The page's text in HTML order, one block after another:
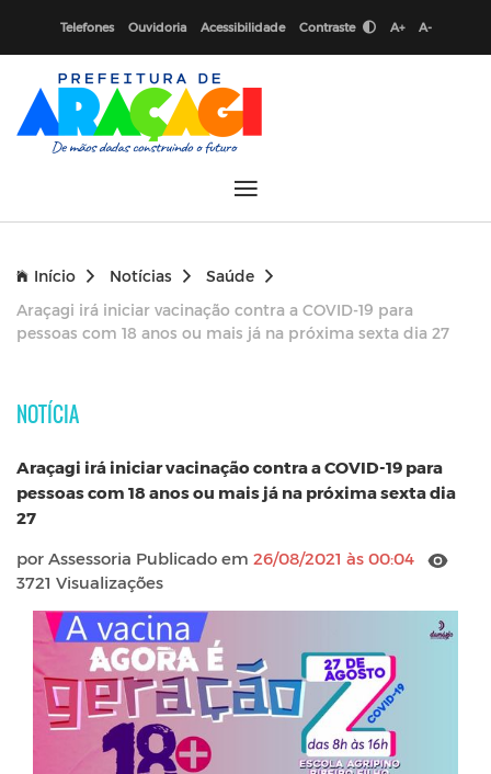
Telefones Ouvidoria Acessibilidade Contraste A+ A-
Início Notícias
Saúde
Araçagi irá iniciar vacinação contra a COVID-19 para
pessoas com 18 anos ou mais já na próxima sexta dia 27
NOTÍCIA
Araçagi irá iniciar vacinação contra a COVID-19 para
pessoas com 18 anos ou mais já na próxima sexta dia
27
por Assessoria Publicado em 26/08/2021 às 00:04
3721 Visualizações